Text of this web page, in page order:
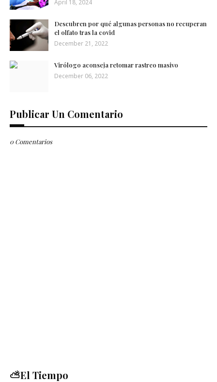
April 18, 2024
Descubren por qué algunas personas no recuperan
el olfato tras la covid
December 21, 2022
Virólogo aconseja retomar rastreo masivo
December 06, 2022
Publicar Un Comentario
0 Comentarios
⛅El Tiempo